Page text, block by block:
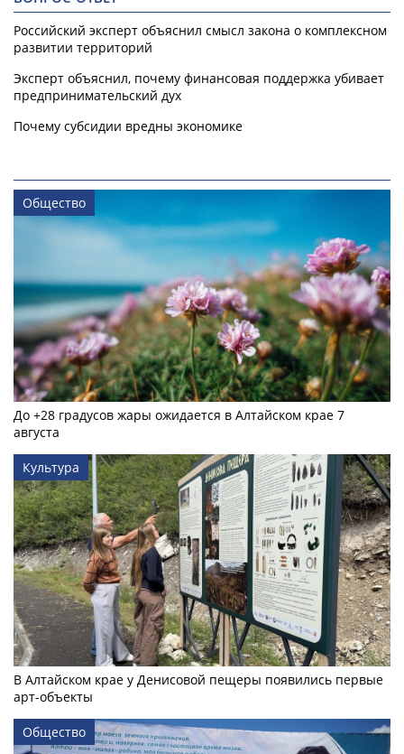
Российский эксперт объяснил смысл закона о комплексном
развитии территорий
Эксперт объяснил, почему финансовая поддержка убивает
предпринимательский дух
Почему субсидии вредны экономике
Общество
До +28 градусов жары ожидается в Алтайском крае 7
августа
Культура
В Алтайском крае у Денисовой пещеры появились первые
арт-объекты
Общество